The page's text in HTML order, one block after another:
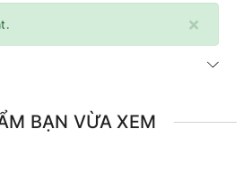
×
BẠN VỪA XEM